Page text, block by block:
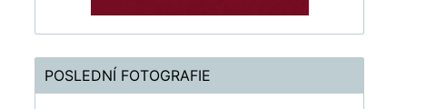
POSLEDNÍ FOTOGRAFIE